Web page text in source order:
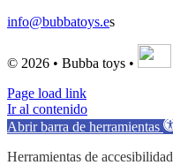
info@bubbatoys.es
© 2026 • Bubba toys •
Page load link
Ir al contenido
Abrir barra de herramientas
Herramientas de accesibilidad